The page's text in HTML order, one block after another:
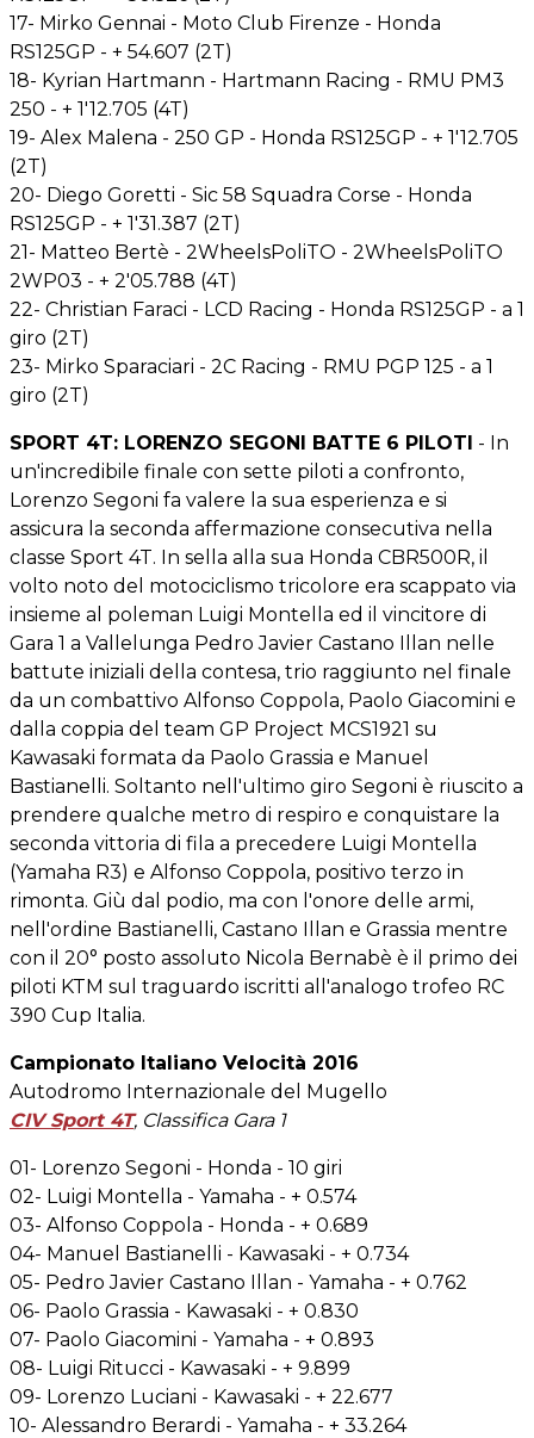
17- Mirko Gennai - Moto Club Firenze - Honda
RS125GP - + 54.607 (2T)
18- Kyrian Hartmann - Hartmann Racing - RMU PM3
250 - + 1'12.705 (4T)
19- Alex Malena - 250 GP - Honda RS125GP - + 1'12.705
(2T)
20- Diego Goretti - Sic 58 Squadra Corse - Honda
RS125GP - + 1'31.387 (2T)
21- Matteo Bertè - 2WheelsPoliTO - 2WheelsPoliTO
2WP03 - + 2'05.788 (4T)
22- Christian Faraci - LCD Racing - Honda RS125GP - a 1
giro (2T)
23- Mirko Sparaciari - 2C Racing - RMU PGP 125 - a 1
giro (2T)
SPORT 4T: LORENZO SEGONI BATTE 6 PILOTI - In
un'incredibile finale con sette piloti a confronto,
Lorenzo Segoni fa valere la sua esperienza e si
assicura la seconda affermazione consecutiva nella
classe Sport 4T. In sella alla sua Honda CBR500R, il
volto noto del motociclismo tricolore era scappato via
insieme al poleman Luigi Montella ed il vincitore di
Gara 1 a Vallelunga Pedro Javier Castano Illan nelle
battute iniziali della contesa, trio raggiunto nel finale
da un combattivo Alfonso Coppola, Paolo Giacomini e
dalla coppia del team GP Project MCS1921 su
Kawasaki formata da Paolo Grassia e Manuel
Bastianelli. Soltanto nell'ultimo giro Segoni è riuscito a
prendere qualche metro di respiro e conquistare la
seconda vittoria di fila a precedere Luigi Montella
(Yamaha R3) e Alfonso Coppola, positivo terzo in
rimonta. Giù dal podio, ma con l'onore delle armi,
nell'ordine Bastianelli, Castano Illan e Grassia mentre
con il 20° posto assoluto Nicola Bernabè è il primo dei
piloti KTM sul traguardo iscritti all'analogo trofeo RC
390 Cup Italia.
Campionato Italiano Velocità 2016
Autodromo Internazionale del Mugello
CIV Sport 4T, Classifica Gara 1
01- Lorenzo Segoni - Honda - 10 giri
02- Luigi Montella - Yamaha - + 0.574
03- Alfonso Coppola - Honda - + 0.689
04- Manuel Bastianelli - Kawasaki - + 0.734
05- Pedro Javier Castano Illan - Yamaha - + 0.762
06- Paolo Grassia - Kawasaki - + 0.830
07- Paolo Giacomini - Yamaha - + 0.893
08- Luigi Ritucci - Kawasaki - + 9.899
09- Lorenzo Luciani - Kawasaki - + 22.677
10- Alessandro Berardi - Yamaha - + 33.264